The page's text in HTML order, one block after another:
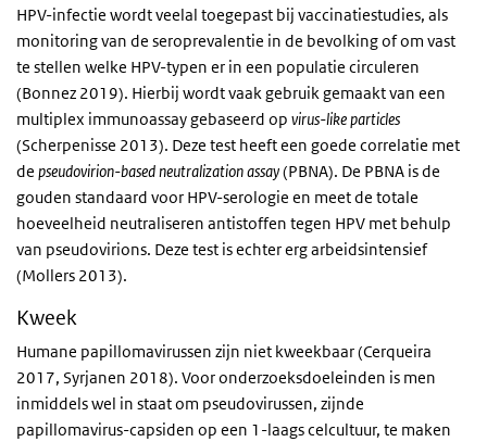
HPV-infectie wordt veelal toegepast bij vaccinatiestudies, als
monitoring van de seroprevalentie in de bevolking of om vast
te stellen welke HPV-typen er in een populatie circuleren
(Bonnez 2019). Hierbij wordt vaak gebruik gemaakt van een
multiplex immunoassay gebaseerd op virus-like particles
(Scherpenisse 2013). Deze test heeft een goede correlatie met
de pseudovirion-based neutralization assay(PBNA). De PBNA is de
gouden standaard voor HPV-serologie en meet de totale
hoeveelheid neutraliseren antistoffen tegen HPV met behulp
van pseudovirions. Deze test is echter erg arbeidsintensief
(Mollers 2013).
Kweek
Humane papillomavirussen zijn niet kweekbaar (Cerqueira
2017, Syrjanen 2018). Voor onderzoeksdoeleinden is men
inmiddels wel in staat om pseudovirussen, zijnde
papillomavirus-capsiden op een 1-laags celcultuur, te maken